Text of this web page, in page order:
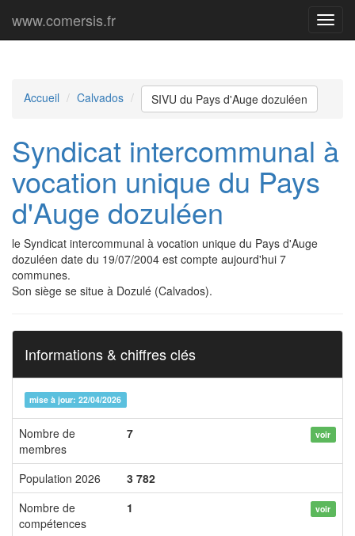
Menu
www.comersis.fr
Accueil Calvados SIVU du Pays d'Auge dozuléen
Syndicat intercommunal à
vocation unique du Pays
d'Auge dozuléen
le Syndicat intercommunal à vocation unique du Pays d'Auge
dozuléen date du 19/07/2004 est compte aujourd'hui 7
communes.
Son siège se situe à Dozulé (Calvados).
Informations & chiffres clés
mise à jour: 22/04/2026
Nombre de
membres
7 voir
Population 2026
3 782
Nombre de
compétences
1 voir